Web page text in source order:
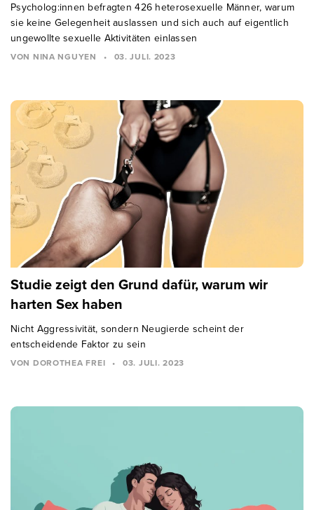
Psycholog:innen befragten 426 heterosexuelle Männer, warum
sie keine Gelegenheit auslassen und sich auch auf eigentlich
ungewollte sexuelle Aktivitäten einlassen
VON NINA NGUYEN • 03. JULI. 2023
Studie zeigt den Grund dafür, warum wir
harten Sex haben
Nicht Aggressivität, sondern Neugierde scheint der
entscheidende Faktor zu sein
VON DOROTHEA FREI • 03. JULI. 2023